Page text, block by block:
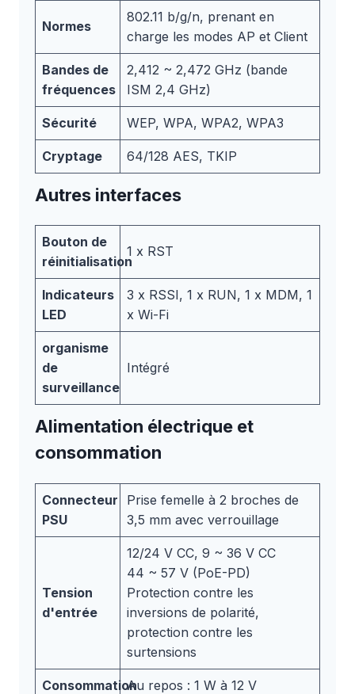
Normes
802.11 b/g/n, prenant en
charge les modes AP et Client
Bandes de
fréquences
2,412 ~ 2,472 GHz (bande
ISM 2,4 GHz)
Sécurité WEP, WPA, WPA2, WPA3
Cryptage 64/128 AES, TKIP
Autres interfaces
Bouton de
réinitialisation
1 x RST
Indicateurs
LED
3 x RSSI, 1 x RUN, 1 x MDM, 1
x Wi-Fi
organisme
de
surveillance
Intégré
Alimentation électrique et
consommation
Connecteur
PSU
Prise femelle à 2 broches de
3,5 mm avec verrouillage
Tension
d'entrée
12/24 V CC, 9 ~ 36 V CC
44 ~ 57 V (PoE-PD)
Protection contre les
inversions de polarité,
protection contre les
surtensions
ConsommationAu repos : 1 W à 12 V